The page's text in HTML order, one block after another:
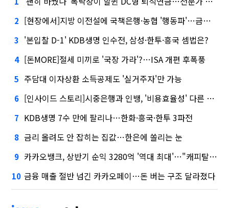
2 [현장에서]지방 이전설에 국책은행·농협 '행동파'…금감원 '신중모드'
3 '본입찰 D-1' KDB생명 인수전, 삼성·한투·흥국 셈법은?
4 [돈MORE]절세 미끼로 '국장 가라'?…ISA 개편 후폭풍
5 주담대 이자상환 소득공제도 '실거주자'만 가능
6 [인사이드 스토리]시중은행과 인뱅, '비용효율성' 다른 잣대 왜?
7 KDB생명 7수 만에 팔리나…한화·흥국·한투 3파전
8 금리 올려도 안 잡히는 집값…한은에 쏠리는 눈
9 카카오뱅크, 상반기 순익 3280억 '역대 최대'…"캐피탈, 자산 1조원 이상"
10 금융 매출 절반 넘긴 카카오페이…돈 버는 구조 달라졌다